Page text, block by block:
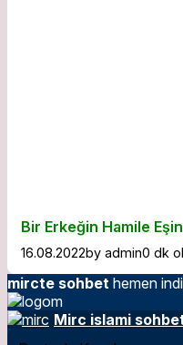
Bir Erkeğin Hamile
16.08.2022by admin0 dk
mircte sohbet hemen
Mirc islami